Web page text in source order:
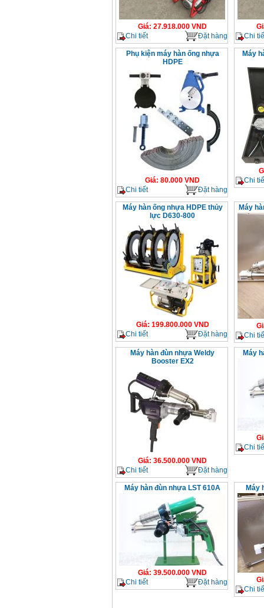
Giá: 27.918.000 VND
Chi tiết
Đặt hàng
Chi
Phụ kiện máy hàn ống nhựa
HDPE
Giá: 80.000 VND
Chi tiết
Đặt hàng
Máy
Chi
Máy hàn ống nhựa HDPE thủy
lực D630-800
Giá: 199.800.000VND
Chi tiết
Đặt hàng
Máy
Chi
Máy hàn đùn nhựa Weldy
Booster EX2
Giá: 36.500.000 VND
Chi tiết
Đặt hàng
Máy
Chi
Máy hàn đùn nhựa LST 610A
Giá: 39.500.000 VND
Chi tiết
Đặt hàng
Máy
Chi